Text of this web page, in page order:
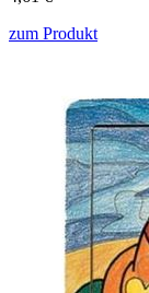
zum Produkt